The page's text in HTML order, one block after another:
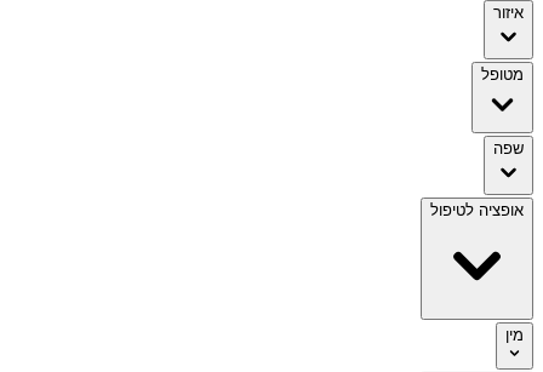
איזור
מטופל
שפה
אופציה לטיפול
מין